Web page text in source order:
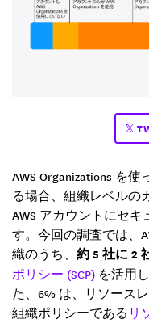
AWS Organizations を
る場合、組織レベルの
AWS アカウントにセ
す。今回の調査では、
織のうち、 約 5 社に 2
ポリシー (SCP) を活用
た、6% は、リソース
組織ポリシーである リ